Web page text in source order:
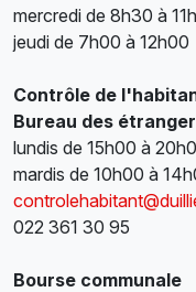
mercredi de 8h30 à
jeudi de 7h00 à 12h00
Contrôle de
Bureau des
lundis de 15h00 à
mardis de 10h00 à
022 361 30 95
Bourse communale